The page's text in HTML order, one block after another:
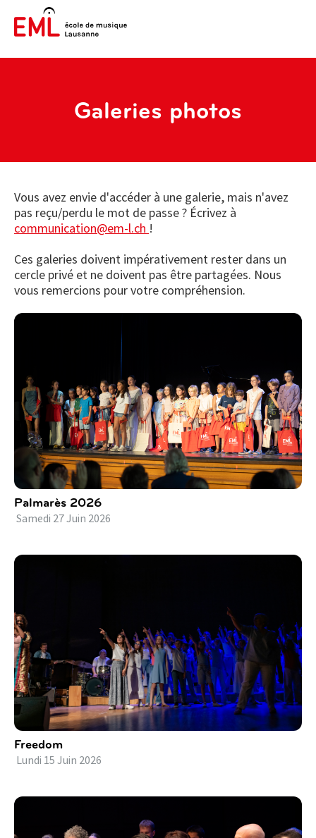
Galeries photos
Vous avez envie d'accéder à une galerie, mais n'avez
pas reçu/perdu le mot de passe ? Écrivez à
communication@em-l.ch !
Ces galeries doivent impérativement rester dans un
cercle privé et ne doivent pas être partagées. Nous
vous remercions pour votre compréhension.
Palmarès 2026
Samedi 27Juin 2026
Freedom
Lundi 15 Juin 2026